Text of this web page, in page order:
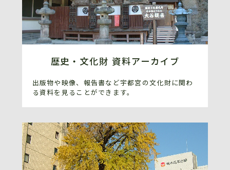
歴史・文化財 資料アーカイブ
出版物や映像、報告書など宇都宮の文化財に関わ
る資料を見ることができます。